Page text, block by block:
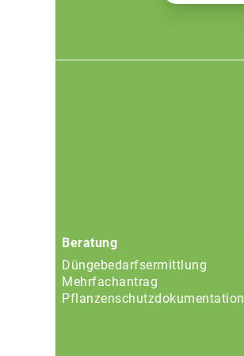
Beratung
Düngebedarfsermittlung
Mehrfachantrag
Pflanzenschutzdokumentation